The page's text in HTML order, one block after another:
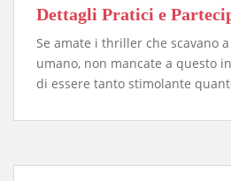
​Dettagli Pratici e
​Se amate i thriller che scavano
umano, non mancate a questo
di essere tanto stimolante